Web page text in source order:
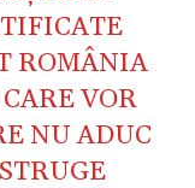
ROMÂNIA
VOR
NU ADUC